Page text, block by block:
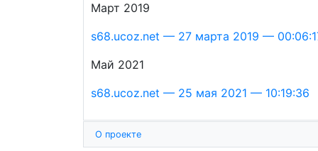
Март 2019
s68.ucoz.net — 27 марта 2019 —
Май 2021
s68.ucoz.net — 25 мая 2021 — 10:19:36
О проекте